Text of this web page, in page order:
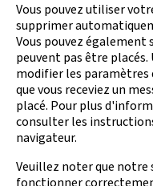
Vous pouvez utiliser
supprimer
Vous pouvez également
peuvent pas être
modifier les
que vous receviez un
placé. Pour plus
consulter les
navigateur.
Veuillez noter que notre